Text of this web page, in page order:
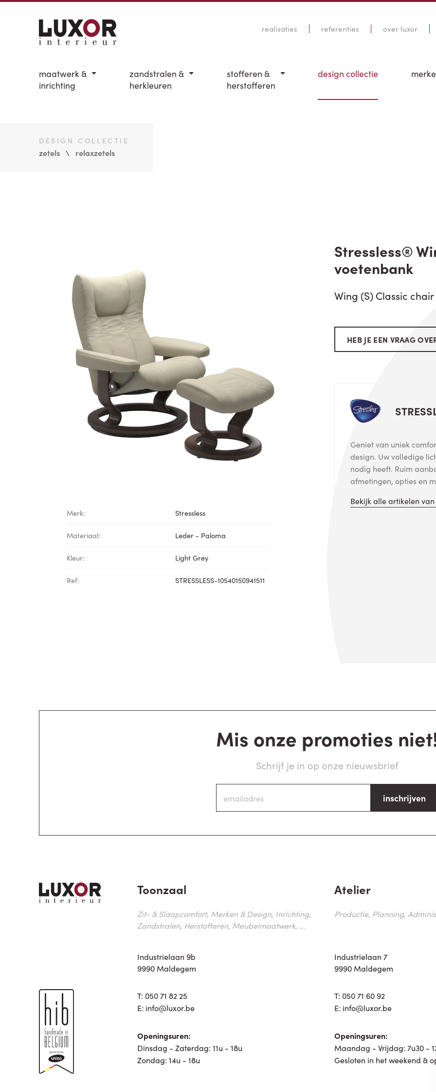
realisaties referenties over luxor
maatwerk &
inrichting
zandstralen &
herkleuren
stofferen &
herstofferen
design collectie
DESIGN COLLECTIE
zetels relaxzetels
Merk: Stressless
Materiaal: Leder - Paloma
Kleur: Light Grey
Ref: STRESSLESS-10540150941511
Stressless®
voetenbank
Wing (S) Classic
HEB JE EEN VRAAG
Geniet van uniek
design. Uw volledige
nodig heeft. Ruim
afmetingen, opties en
Bekijk alle artikelen van
Mis onze promoties
Schrijf je in op onze nieuwsbrief
inschrijven
Toonzaal
Zit- & Slaapcomfort, Merken & Design, Inrichting,
Zandstralen, Herstofferen, Meubelmaatwerk, ...
Industrielaan 9b
9990 Maldegem
T: 050 71 82 25
E: info@luxor.be
Openingsuren:
Dinsdag - Zaterdag: 11u - 18u
Zondag: 14u - 18u
Atelier
Productie, Planning,
Industrielaan 7
9990 Maldegem
T: 050 71 60 92
E: info@luxor.be
Openingsuren:
Maandag - Vrijdag: 7u30 -
Gesloten in het weekend &